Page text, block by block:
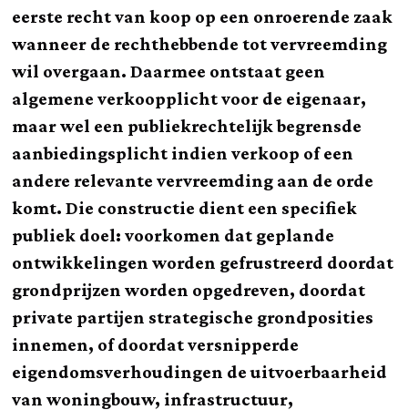
eerste recht van koop op een onroerende zaak
wanneer de rechthebbende tot vervreemding
wil overgaan. Daarmee ontstaat geen
algemene verkoopplicht voor de eigenaar,
maar wel een publiekrechtelijk begrensde
aanbiedingsplicht indien verkoop of een
andere relevante vervreemding aan de orde
komt. Die constructie dient een specifiek
publiek doel: voorkomen dat geplande
ontwikkelingen worden gefrustreerd doordat
grondprijzen worden opgedreven, doordat
private partijen strategische grondposities
innemen, of doordat versnipperde
eigendomsverhoudingen de uitvoerbaarheid
van woningbouw, infrastructuur,